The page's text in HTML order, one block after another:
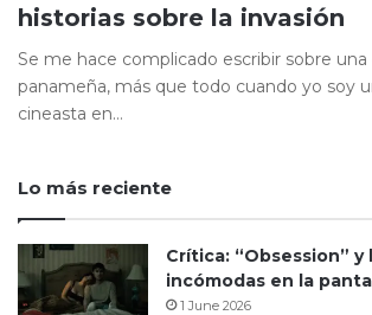
historias sobre la invasión
Se me hace complicado escribir sobre una
panameña, más que todo cuando yo soy
cineasta en…
Lo más reciente
Crítica: “Obsession” y
incómodas en la
1 June 2026